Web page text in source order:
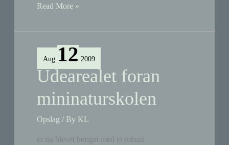
Frank
fårehundene
P1
Read More »
Aug 12 2009
Udearealet foran
mininaturskolen
Opslag / By KL
er nu blevet beriget med et robust